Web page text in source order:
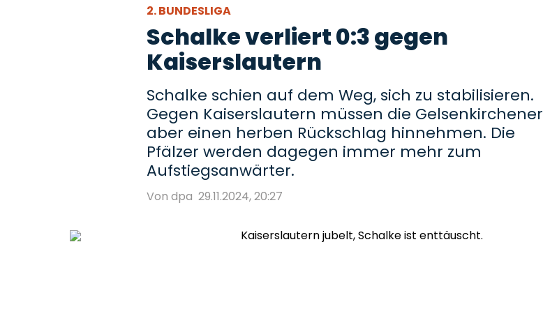
2. BUNDESLIGA
Schalke verliert 0:3 gegen
Kaiserslautern
Schalke schien auf dem Weg, sich zu stabilisieren.
Gegen Kaiserslautern müssen die Gelsenkirchener
aber einen herben Rückschlag hinnehmen. Die
Pfälzer werden dagegen immer mehr zum
Aufstiegsanwärter.
Von dpa 29.11.2024, 20:27